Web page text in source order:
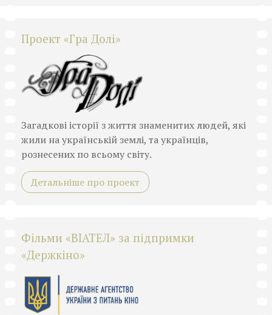
Проект «Гра Долі»
Загадкові історії з життя знаменитих людей, які
жили на українській землі, та українців,
рознесених по всьому світу.
Детальніше про проект
Фільми «ВІАТЕЛ» за підпримки
«Держкіно»